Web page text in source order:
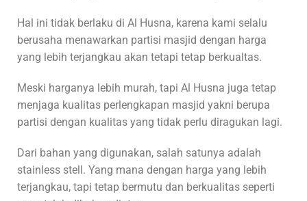
Hal ini tidak berlaku di Al Husna, karena kami selalu
berusaha menawarkan partisi masjid dengan harga
yang lebih terjangkau akan tetapi tetap berkualtas.
Meski harganya lebih murah, tapi Al Husna juga tetap
menjaga kualitas perlengkapan masjid yakni berupa
partisi dengan kualitas yang tidak perlu diragukan lagi.
Dari bahan yang digunakan, salah satunya adalah
stainless stell. Yang mana dengan harga yang lebih
terjangkau, tapi tetap bermutu dan berkualitas seperti